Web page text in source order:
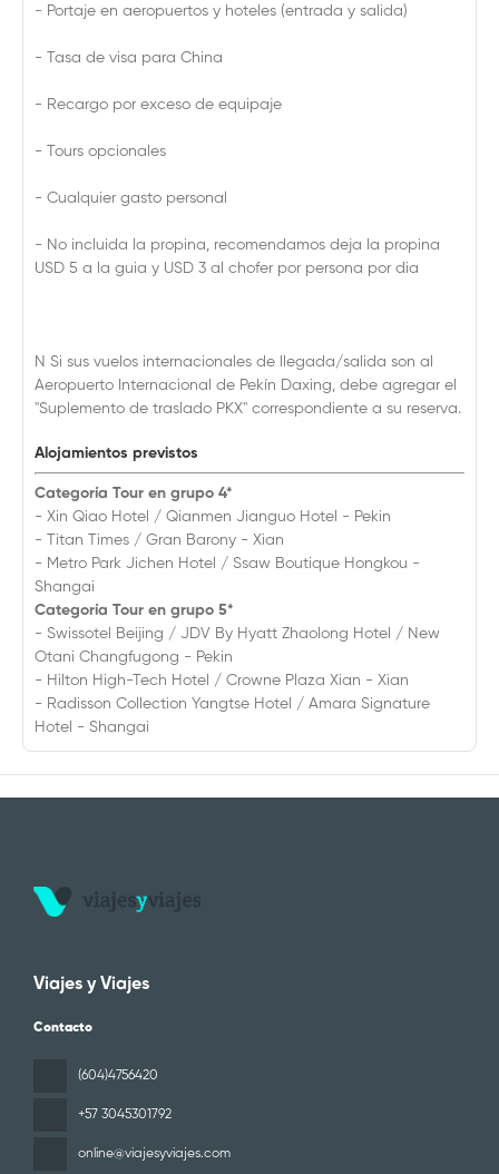
- Portaje en aeropuertos y hoteles (entrada y salida)
- Tasa de visa para China
- Recargo por exceso de equipaje
- Tours opcionales
- Cualquier gasto personal
- No incluida la propina, recomendamos deja la propina
USD 5 a la guia y USD 3 al chofer por persona por dia
N Si sus vuelos internacionales de llegada/salida son al
Aeropuerto Internacional de Pekín Daxing, debe agregar el
"Suplemento de traslado PKX" correspondiente a su reserva.
Alojamientos previstos
Categoría Tour en grupo 4*
- Xin Qiao Hotel / Qianmen Jianguo Hotel - Pekin
- Titan Times / Gran Barony - Xian
- Metro Park Jichen Hotel / Ssaw Boutique Hongkou -
Shangai
Categoría Tour en grupo 5*
- Swissotel Beijing / JDV By Hyatt Zhaolong Hotel / New
Otani Changfugong - Pekin
- Hilton High-Tech Hotel / Crowne Plaza Xian - Xian
- Radisson Collection Yangtse Hotel / Amara Signature
Hotel - Shangai
Viajes y Viajes
Contacto
(604)4756420
+57 3045301792
online@viajesyviajes.com